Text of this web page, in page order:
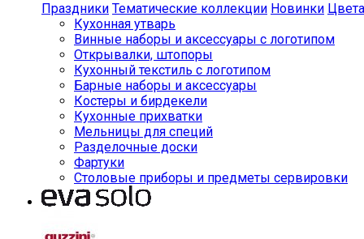
Праздники Тематические коллекции Новинки Цвета
Кухонная утварь
Винные наборы и аксессуары с логотипом
Открывалки, штопоры
Кухонный текстиль с логотипом
Барные наборы и аксессуары
Костеры и бирдекели
Кухонные прихватки
Мельницы для специй
Разделочные доски
Фартуки
Столовые приборы и предметы сервировки